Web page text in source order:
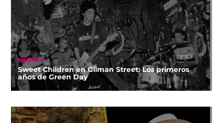
MÚSICA
Sweet Children en Gilman Street: Los primeros
años de Green Day